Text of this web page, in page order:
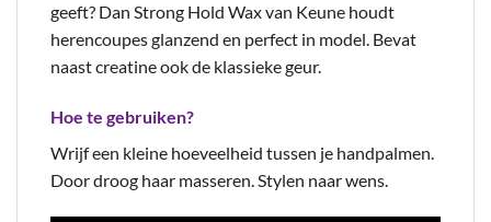
geeft? Dan Strong Hold Wax van Keune houdt
herencoupes glanzend en perfect in model. Bevat
naast creatine ook de klassieke geur.
Hoe te gebruiken?
Wrijf een kleine hoeveelheid tussen je handpalmen.
Door droog haar masseren. Stylen naar wens.